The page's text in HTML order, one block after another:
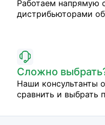
Работаем напрямую
дистрибьюторами
Сложно
Наши консультанты
сравнить и выбрать